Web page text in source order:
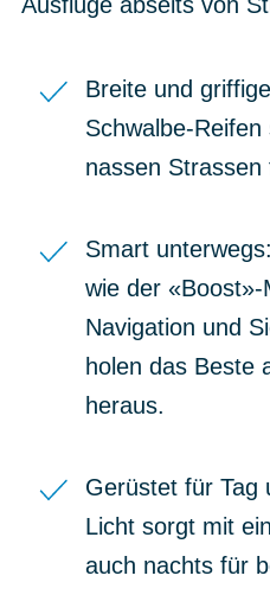
Ausflüge abseits von
Breite und
Schwalbe-
nassen Strassen
Smart
wie der
Navigation und
holen das Beste
heraus.
Gerüstet für Tag
Licht sorgt mit
auch nachts für